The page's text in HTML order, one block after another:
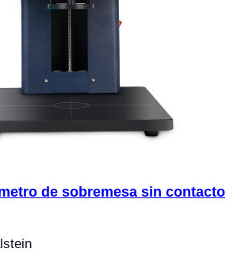
de sobremesa sin contacto